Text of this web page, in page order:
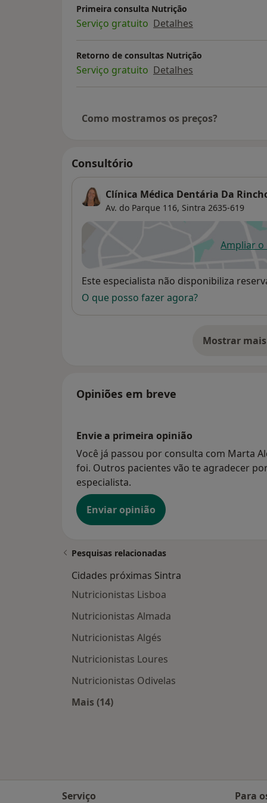
Primeira consulta Nutrição
Serviço gratuito Detalhes
Retorno de consultas Nutrição
Serviço gratuito Detalhes
Como mostramos os preços?
Consultório
Clínica Médica Dentária Da
Av. do Parque 116, Sintra 2635-619
Ampliar o
Disponibilidade
Este especialista não disponibiliza
O que posso fazer agora?
Mostrar
Opiniões em breve
Envie a primeira opinião
Você já passou por consulta com Marta
foi. Outros pacientes vão te agradecer
especialista.
Enviar opinião
Pesquisas relacionadas
Cidades próximas Sintra
Nutricionistas Lisboa
Nutricionistas Almada
Nutricionistas Algés
Nutricionistas Loures
Nutricionistas Odivelas
Mais (14)
Serviço
Para